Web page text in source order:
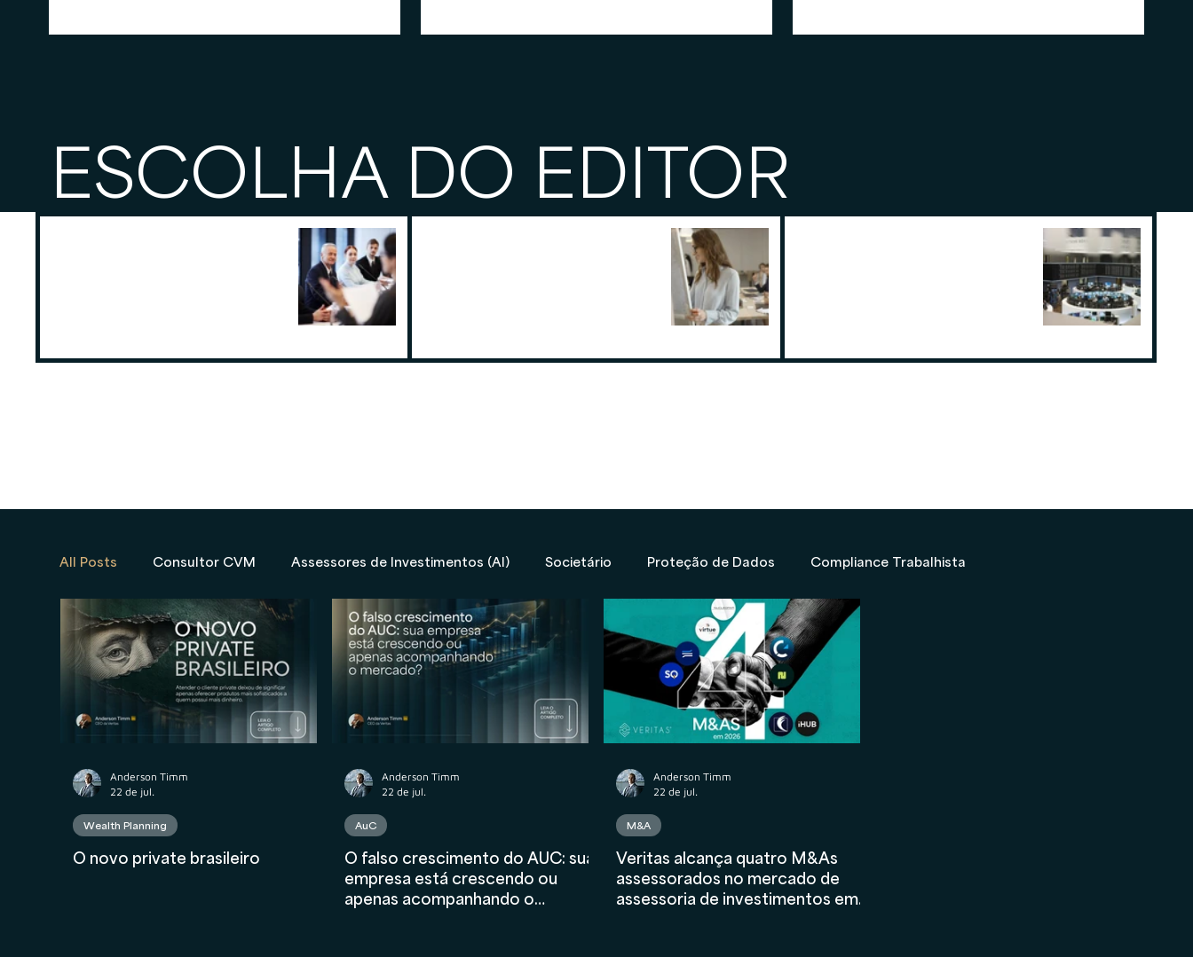
ESCOLHA DO EDITOR
All Posts Consultor CVM Assessores de Investimentos (AI) Societário Proteção de Dados Compliance Trabalhista
Propriedade Intelectual Contratos Wealth Planning Tributário Valuation Marketing
Contabilidade AuC AIInFinance
O novo private brasileiro
Wealth Planning
Anderson Timm
22 de jul.
O falso crescimento do AUC: sua
empresa está crescendo ou
apenas acompanhando o
AuC
Anderson Timm
22 de jul.
Veritas alcança quatro M&As
assessorados no mercado de
assessoria de investimentos em
M&A
Anderson Timm
22 de jul.